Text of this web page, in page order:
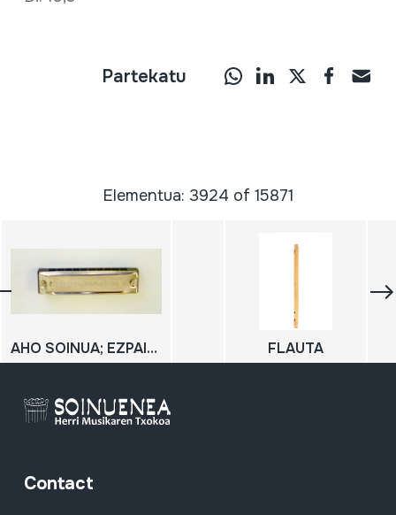
Partekatu
Elementua: 3924 of 15871
AHO SOINUA; EZPAINETAKO SOINUA; XOTIXE; ARMONICA FLAUTA
Contact